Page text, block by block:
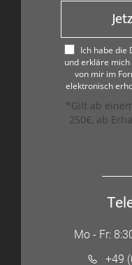
Ich habe die
und erkläre
von mir im
elektronisch
*Gilt ab
250€, ab
Mo - Fr:
+49